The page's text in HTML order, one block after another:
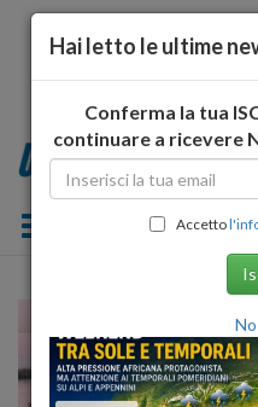
Toggle
Hai letto le ultime
Conferma la tua
continuare a ricevere
Accetto